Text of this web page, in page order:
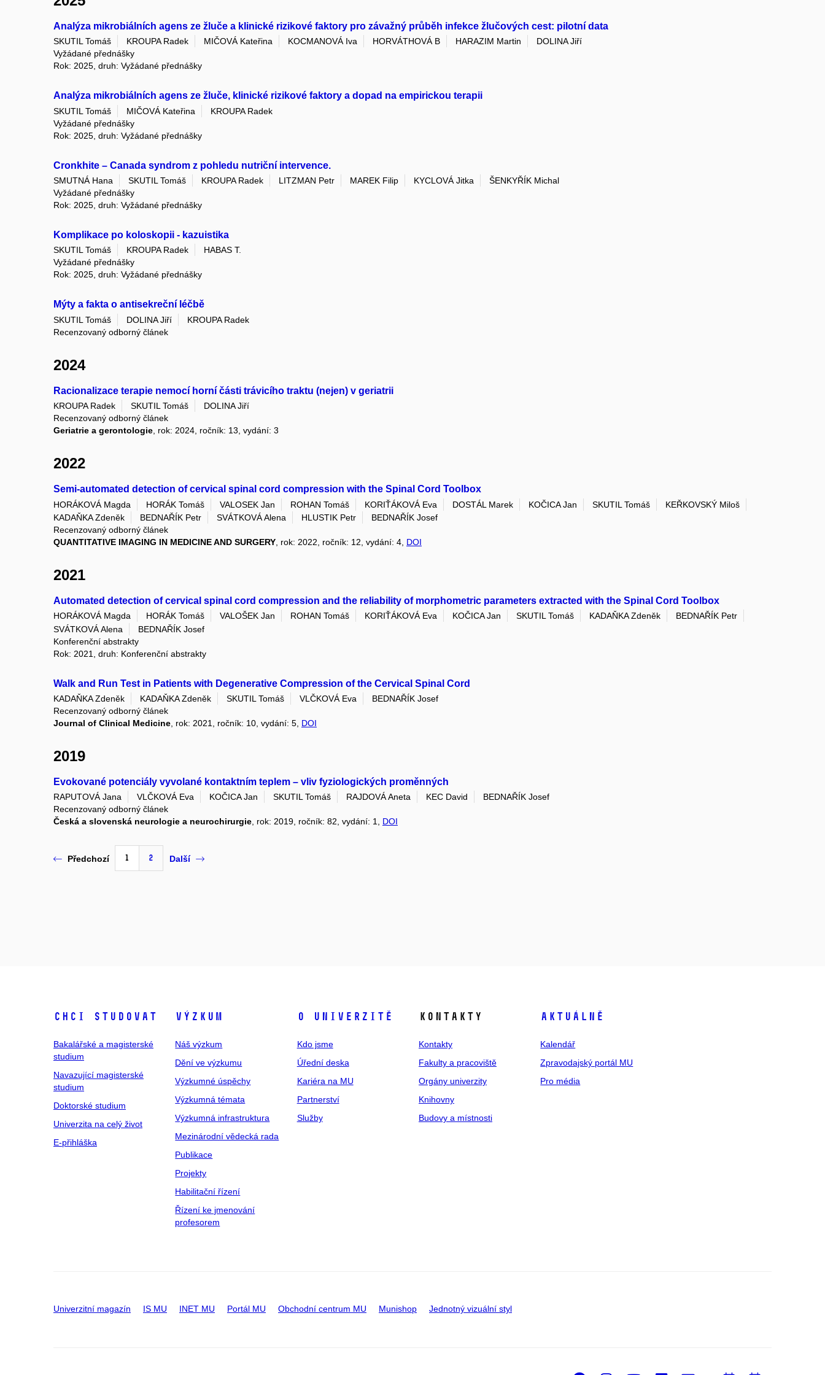
Analýza mikrobiálních agens ze žluče a klinické rizikové faktory pro závažný průběh infekce žlučových cest: pilotní data
SKUTIL Tomáš KROUPA Radek MIČOVÁ Kateřina KOCMANOVÁ Iva HORVÁTHOVÁ B HARAZIM Martin
DOLINA Jiří
Vyžádané přednášky
Rok: 2025, druh: Vyžádané přednášky
Analýza mikrobiálních agens ze žluče, klinické rizikové faktory a dopad na empirickou terapii
SKUTIL Tomáš MIČOVÁ Kateřina
KROUPA Radek
Vyžádané přednášky
Rok: 2025, druh: Vyžádané přednášky
Cronkhite – Canada syndrom z pohledu nutriční intervence.
SMUTNÁ Hana SKUTIL Tomáš KROUPA Radek LITZMAN Petr MAREK Filip KYCLOVÁ Jitka
ŠENKYŘÍK Michal
Vyžádané přednášky
Rok: 2025, druh: Vyžádané přednášky
Komplikace po koloskopii - kazuistika
SKUTIL Tomáš KROUPA Radek
HABAS T.
Vyžádané přednášky
Rok: 2025, druh: Vyžádané přednášky
Mýty a fakta o antisekreční léčbě
SKUTIL Tomáš DOLINA Jiří
KROUPA Radek
Recenzovaný odborný článek
2024
Racionalizace terapie nemocí horní části trávicího traktu (nejen) v geriatrii
KROUPA Radek SKUTIL Tomáš
DOLINA Jiří
Recenzovaný odborný článek
Geriatrie a gerontologie , rok: 2024, ročník: 13, vydání: 3
2022
Semi-automated detection of cervical spinal cord compression with the Spinal Cord Toolbox
HORÁKOVÁ Magda HORÁK Tomáš VALOSEK Jan ROHAN Tomáš KORIŤÁKOVÁ Eva DOSTÁL Marek KOČICA Jan SKUTIL Tomáš
KEŘKOVSKÝ Miloš
KADAŇKA Zdeněk
BEDNAŘÍK Petr SVÁTKOVÁ Alena HLUSTIK Petr
BEDNAŘÍK Josef
Recenzovaný odborný článek
QUANTITATIVE IMAGING IN MEDICINE AND SURGERY , rok: 2022, ročník: 12, vydání: 4, DOI
2021
Automated detection of cervical spinal cord compression and the reliability of morphometric parameters extracted with the Spinal Cord Toolbox
HORÁKOVÁ Magda HORÁK Tomáš VALOŠEK Jan ROHAN Tomáš KORIŤÁKOVÁ Eva KOČICA Jan SKUTIL Tomáš KADAŇKA Zdeněk
BEDNAŘÍK Petr
SVÁTKOVÁ Alena
BEDNAŘÍK Josef
Konferenční abstrakty
Rok: 2021, druh: Konferenční abstrakty
Walk and Run Test in Patients with Degenerative Compression of the Cervical Spinal Cord
KADAŇKA Zdeněk KADAŇKA Zdeněk SKUTIL Tomáš VLČKOVÁ Eva
BEDNAŘÍK Josef
Recenzovaný odborný článek
Journal of Clinical Medicine , rok: 2021, ročník: 10, vydání: 5, DOI
2019
Evokované potenciály vyvolané kontaktním teplem – vliv fyziologických proměnných
RAPUTOVÁ Jana VLČKOVÁ Eva KOČICA Jan SKUTIL Tomáš RAJDOVÁ Aneta KEC David
BEDNAŘÍK Josef
Recenzovaný odborný článek
Česká a slovenská neurologie a neurochirurgie, rok: 2019, ročník: 82, vydání: 1, DOI
Předchozí 1 2 Další
Chci studovat
Bakalářské a magisterské
studium
Navazující magisterské
studium
Doktorské studium
Univerzita na celý život
E-přihláška
Výzkum
Náš výzkum
Dění ve výzkumu
Výzkumné úspěchy
Výzkumná témata
Výzkumná infrastruktura
Mezinárodní vědecká rada
Publikace
Projekty
Habilitační řízení
Řízení ke jmenování
profesorem
O univerzitě
Kdo jsme
Úřední deska
Kariéra na MU
Partnerství
Služby
Kontakty
Kontakty
Fakulty a pracoviště
Orgány univerzity
Knihovny
Budovy a místnosti
Aktuálně
Kalendář
Zpravodajský portál MU
Pro média
Univerzitní magazín IS MU INET MU Portál MU Obchodní centrum MU Munishop Jednotný vizuální styl